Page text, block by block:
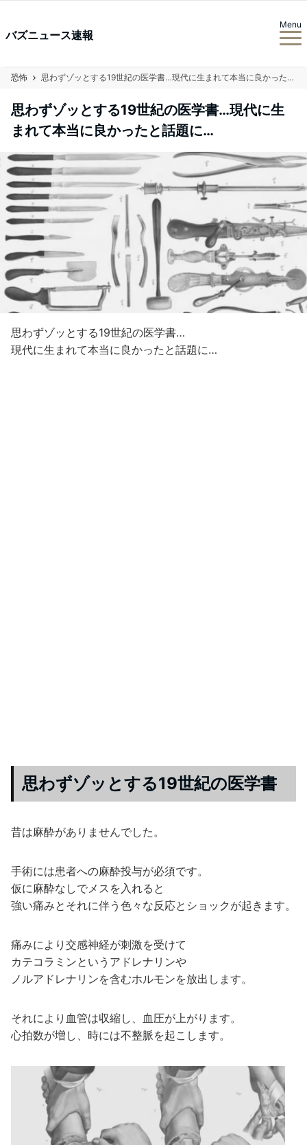
バズニュース速報
Menu
恐怖 思わずゾッとする19世紀の医学書…現代に生まれて本当に良かったと話題に…
思わずゾッとする19世紀の医学書…現代に生
まれて本当に良かったと話題に…
思わずゾッとする19世紀の医学書…
現代に生まれて本当に良かったと話題に…
思わずゾッとする19世紀の医学書
昔は麻酔がありませんでした。
手術には患者への麻酔投与が必須です。
仮に麻酔なしでメスを入れると
強い痛みとそれに伴う色々な反応とショックが起きます。
痛みにより交感神経が刺激を受けて
カテコラミンというアドレナリンや
ノルアドレナリンを含むホルモンを放出します。
それにより血管は収縮し、血圧が上がります。
心拍数が増し、時には不整脈を起こします。